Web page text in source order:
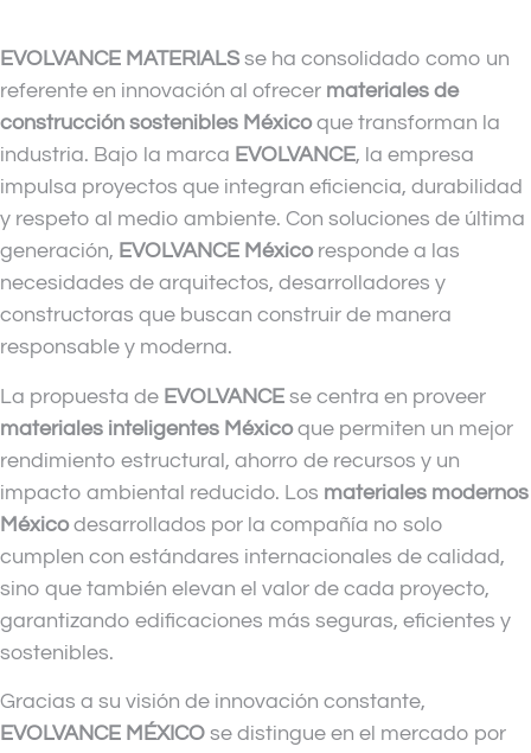
EVOLVANCE MATERIALS se ha consolidado como un
referente en innovación al ofrecer materiales de
construcción sostenibles Méxicoque transforman la
industria. Bajo la marca EVOLVANCE, la empresa
impulsa proyectos que integran eficiencia, durabilidad
y respeto al medio ambiente. Con soluciones de última
generación, EVOLVANCE Méxicoresponde a las
necesidades de arquitectos, desarrolladores y
constructoras que buscan construir de manera
responsable y moderna.
La propuesta de EVOLVANCE se centra en proveer
materiales inteligentes Méxicoque permiten un mejor
rendimiento estructural, ahorro de recursos y un
impacto ambiental reducido. Los materiales modernos
Méxicodesarrollados por la compañía no solo
cumplen con estándares internacionales de calidad,
sino que también elevan el valor de cada proyecto,
garantizando edificaciones más seguras, eficientes y
sostenibles.
Gracias a su visión de innovación constante,
EVOLVANCE MÉXICO se distingue en el mercado por